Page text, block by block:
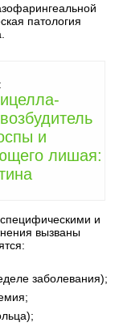
патология
и
лишая:
и
вызваны
заболевания);